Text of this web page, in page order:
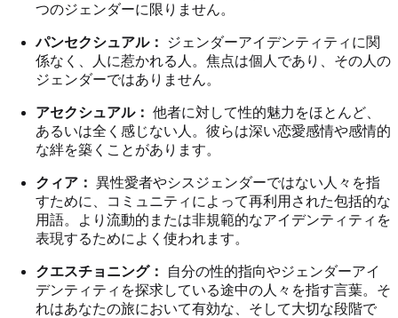
つのジェンダーに限りません。
パンセクシュアル：
ジェンダーアイデンティティに関
係なく、人に惹かれる人。焦点は個人であり、その人の
ジェンダーではありません。
アセクシュアル： 他者に対して性的魅力をほとんど、
あるいは全く感じない人。彼らは深い恋愛感情や感情的
な絆を築くことがあります。
クィア： 異性愛者やシスジェンダーではない人々を指
すために、コミュニティによって再利用された包括的な
用語。より流動的または非規範的なアイデンティティを
表現するためによく使われます。
クエスチョニング：
自分の性的指向やジェンダーアイ
デンティティを探求している途中の人々を指す言葉。そ
れはあなたの旅において有効な、そして大切な段階で